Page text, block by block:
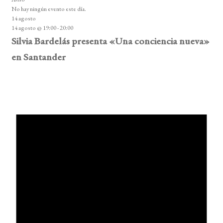
No hay ningún evento este día.
14 agosto
14 agosto @ 19:00-20:00
Silvia Bardelás presenta «Una conciencia nueva»
en Santander